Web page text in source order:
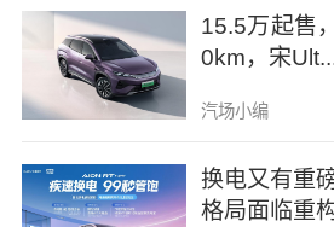
但真正的智能突破在于“感
熟。
向往S7 Pro+搭载了同级独
15.5万起售
0km，宋
汽场小编
换电又有重
格局面临重